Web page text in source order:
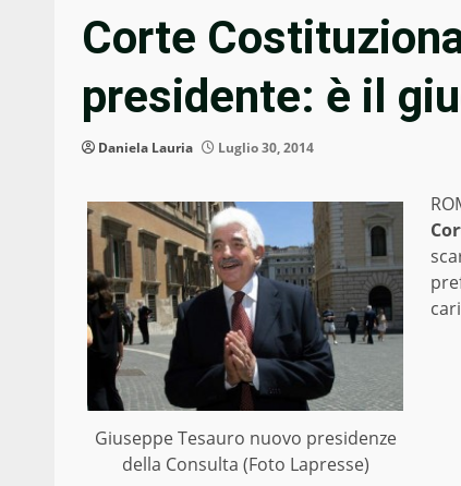
Corte
presidente: è il
Daniela Lauria Luglio 30, 2014
Giuseppe Tesauro nuovo presidenze
della Consulta (Foto Lapresse)